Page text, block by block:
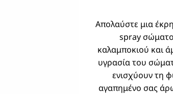
Απολαύστε μια
spray
καλαμποκιού και
υγρασία του
ενισχύουν τη
αγαπημένο σας